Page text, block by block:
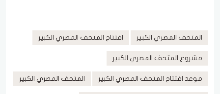
المتحف المصري الكبير افتتاح المتحف المصري الكبير
مشروع المتحف المصري الكبير
موعد افتتاح المتحف المصري الكبير المتحف المصري الكبير